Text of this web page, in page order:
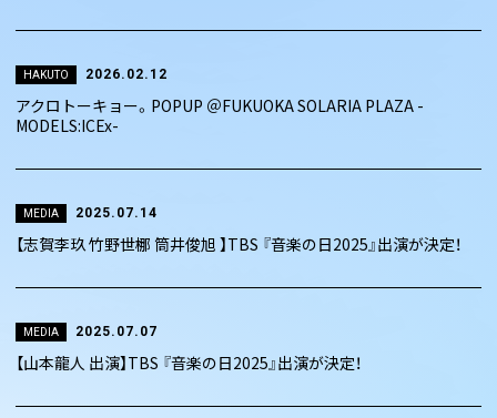
HAKUTO 2026.02.12
アクロトーキョー。POPUP ＠FUKUOKA SOLARIA PLAZA -
MODELS:ICEx-
MEDIA 2025.07.14
【志賀李玖 竹野世梛 筒井俊旭 】TBS 『音楽の日2025』出演が決定！
MEDIA 2025.07.07
【山本龍人 出演】TBS 『音楽の日2025』出演が決定！